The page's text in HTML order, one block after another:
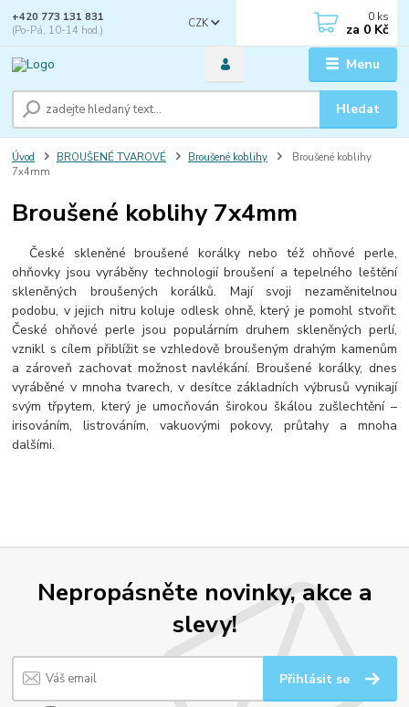
Menu
CZK
Hledat
+420 773 131 831
(Po-Pá, 10-14 hod.)
0 ks
za 0 Kč
Úvod BROUŠENÉ TVAROVÉ Broušené koblihy
Broušené koblihy
7x4mm
Broušené koblihy 7x4mm
České skleněné broušené korálky nebo též ohňové perle,
ohňovky jsou vyráběny technologií broušení a tepelného leštění
skleněných broušených korálků. Mají svoji nezaměnitelnou
podobu, v jejich nitru koluje odlesk ohně, který je pomohl stvořit.
České ohňové perle jsou populárním druhem skleněných perlí,
vznikl s cílem přiblížit se vzhledově broušeným drahým kamenům
a zároveň zachovat možnost navlékání. Broušené korálky, dnes
vyráběné v mnoha tvarech, v desítce základních výbrusů vynikají
svým třpytem, který je umocňován širokou škálou zušlechtění –
irisováním, listrováním, vakuovými pokovy, průtahy a mnoha
dalšími.
Nepropásněte novinky, akce a
slevy!
Přihlásit se